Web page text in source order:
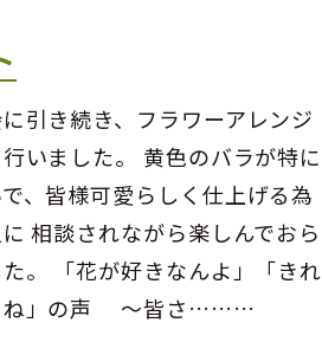
引き続き、フラワーアレンジ
いました。 黄色のバラが特に
、皆様可愛らしく仕上げる為
相談されながら楽しんでおら
。 「花が好きなんよ」「きれ
ね」の声 ～皆さ………